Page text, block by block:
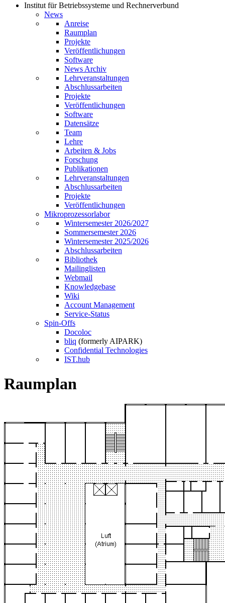
Institut für Betriebssysteme und Rechnerverbund
News
Anreise
Raumplan
Projekte
Veröffentlichungen
Software
News Archiv
Lehrveranstaltungen
Abschlussarbeiten
Projekte
Veröffentlichungen
Software
Datensätze
Team
Lehre
Arbeiten & Jobs
Forschung
Publikationen
Lehrveranstaltungen
Abschlussarbeiten
Projekte
Veröffentlichungen
Mikroprozessorlabor
Wintersemester 2026/2027
Sommersemester 2026
Wintersemester 2025/2026
Abschlussarbeiten
Bibliothek
Mailinglisten
Webmail
Knowledgebase
Wiki
Account Management
Service-Status
Spin-Offs
Docoloc
bliq (formerly AIPARK)
Confidential Technologies
IST.hub
Raumplan